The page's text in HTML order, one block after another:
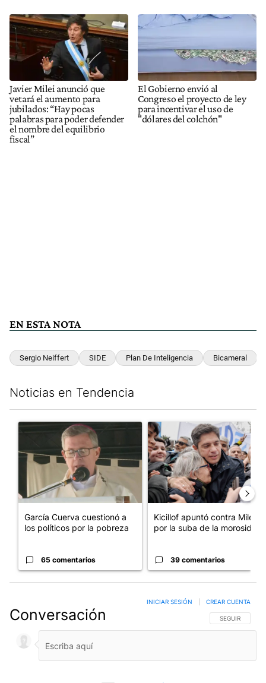
Javier Milei anunció que
vetará el aumento para
jubilados: “Hay pocas
palabras para poder defender
el nombre del equilibrio
fiscal”
El Gobierno envió al
Congreso el proyecto de ley
para incentivar el uso de
"dólares del colchón"
EN ESTA NOTA
Sergio Neiffert SIDE Plan De Inteligencia Bicameral
Noticias en Tendencia
Un artículo de tendencia con el título "García Cuerva
García Cuerva cuestionó a
los políticos por la pobreza
65 comentarios
Un artículo de tendencia con
Kicillof apuntó contra Milei
por la suba de la morosida...
39 comentarios
Conversación SIGA ESTA
SEGUIR
INICIAR SESIÓN CREAR CUENTA